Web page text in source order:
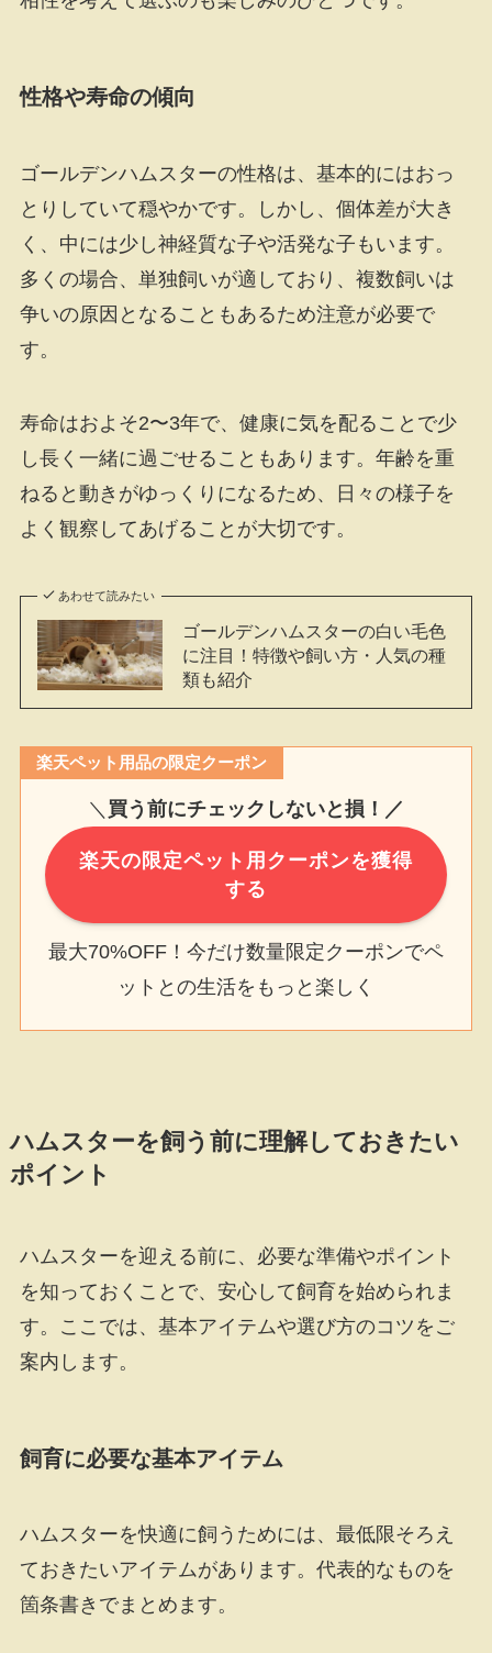
性格や寿命の傾向
ゴールデンハムスターの性格は、基本的にはおっ
とりしていて穏やかです。しかし、個体差が大き
く、中には少し神経質な子や活発な子もいます。
多くの場合、単独飼いが適しており、複数飼いは
争いの原因となることもあるため注意が必要で
す。
寿命はおよそ2〜3年で、健康に気を配ることで少
し長く一緒に過ごせることもあります。年齢を重
ねると動きがゆっくりになるため、日々の様子を
よく観察してあげることが大切です。
あわせて読みたい
ゴールデンハムスターの白い毛色
に注目！特徴や飼い方・人気の種
類も紹介
楽天ペット用品の限定クーポン
＼ 買う前にチェックしないと損！／
楽天の限定ペット用クーポンを獲得
する
最大70%OFF！今だけ数量限定クーポンでペ
ットとの生活をもっと楽しく
ハムスターを飼う前に理解しておきたい
ポイント
ハムスターを迎える前に、必要な準備やポイント
を知っておくことで、安心して飼育を始められま
す。ここでは、基本アイテムや選び方のコツをご
案内します。
飼育に必要な基本アイテム
ハムスターを快適に飼うためには、最低限そろえ
ておきたいアイテムがあります。代表的なものを
箇条書きでまとめます。